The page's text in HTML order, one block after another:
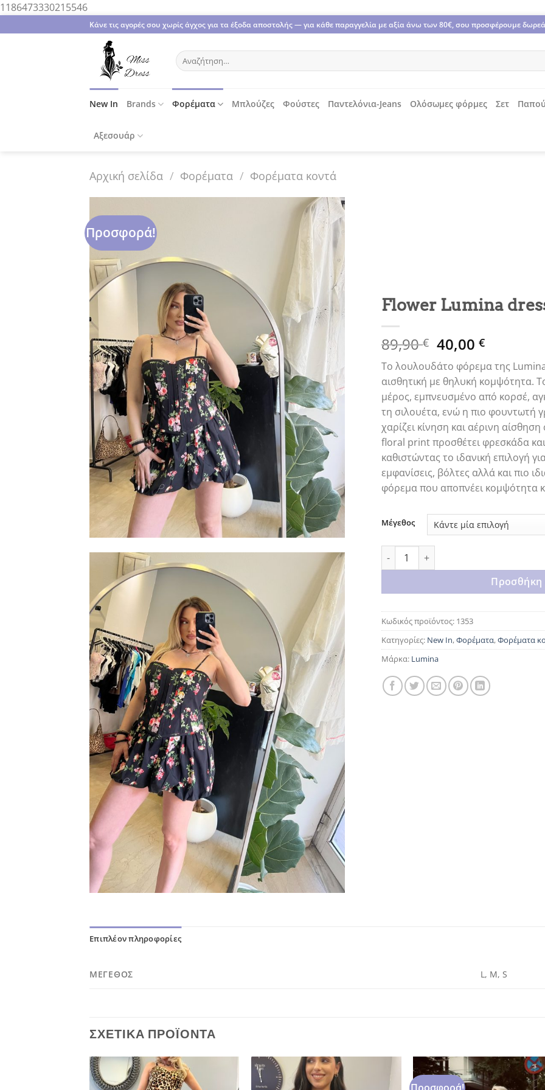
1186473330215546Μετάβαση
στο
περιεχόμενο
Κάνε τις αγορές σου χωρίς άγχος για τα έξοδα αποστολής — για κάθε παραγγελία με αξία άνω των 80€, σου προσφέρουμε
Αναζήτηση
για:
New In Brands Φορέματα Μπλούζες Φούστες Παντελόνια-Jeans Ολόσωμες φόρμες Σετ
Αξεσουάρ
Αρχική σελίδα / Φορέματα / Φορέματα κοντά
Προσφορά!
Flower Lumina
89,90€ Original
price
was:
89,90 €.
40,00€Η
τρέχουσα
τιμή
είναι:
40,00 €.
Το λουλουδάτο φόρεμα της
αισθητική με θηλυκή κομψότητα.
μέρος, εμπνευσμένο από κορσέ,
τη σιλουέτα, ενώ η πιο φουντωτή
χαρίζει κίνηση και αέρινη
floral print προσθέτει φρεσκάδα
καθιστώντας το ιδανική επιλογή
εμφανίσεις, βόλτες αλλά και πιο
φόρεμα που αποπνέει κομψότητα
Μέγεθος
Flower Lumina dress ποσότητα
Προσθήκη
Κωδικός προϊόντος: 1353
Κατηγορίες: New In,Φορέματα,Φορέματα
Μάρκα: Lumina
Επιπλέον πληροφορίες
ΜΈΓΕΘΟΣ L, M, S
ΣΧΕΤΙΚΆ ΠΡΟΪΌΝΤΑ